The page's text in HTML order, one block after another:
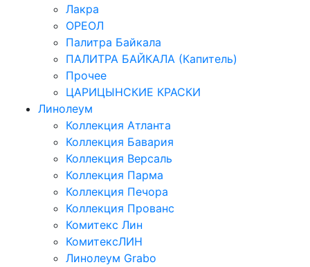
Лакра
ОРЕОЛ
Палитра Байкала
ПАЛИТРА БАЙКАЛА (Капитель)
Прочее
ЦАРИЦЫНСКИЕ КРАСКИ
Линолеум
Коллекция Атланта
Коллекция Бавария
Коллекция Версаль
Коллекция Парма
Коллекция Печора
Коллекция Прованс
Комитекс Лин
КомитексЛИН
Линолеум Grabo